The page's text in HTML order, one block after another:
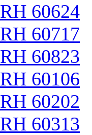
RH 60624
RH 60717
RH 60823
RH 60106
RH 60202
RH 60313